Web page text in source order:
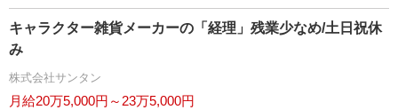
キャラクター雑貨メーカーの「経理」残業少なめ/土日祝休
み
株式会社サンタン
月給20万5,000円～23万5,000円